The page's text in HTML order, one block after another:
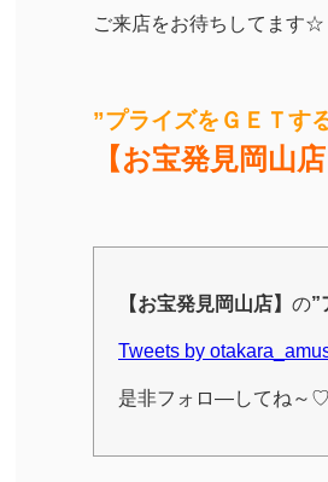
ご来店をお待ちしてます☆
”プライズをＧＥＴす
【お宝発見岡山店
【お宝発見岡山店】 の”
Tweets by
是非フォロ―してね～♡